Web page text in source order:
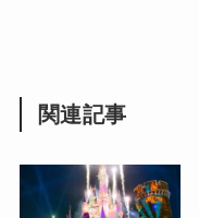
関連記事